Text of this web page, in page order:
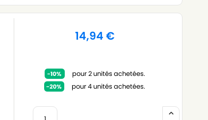
14,94€
pour 2 unités achetées.
pour 4 unités achetées.